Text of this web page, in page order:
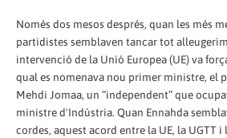
Només dos mesos després, quan les més
partidistes semblaven tancar tot
intervenció de la Unió Europea (UE) va
qual es nomenava nou primer ministre, el
Mehdi Jomaa, un “independent” que
ministre d'Indústria. Quan Ennahda
cordes, aquest acord entre la UE, la UGTT